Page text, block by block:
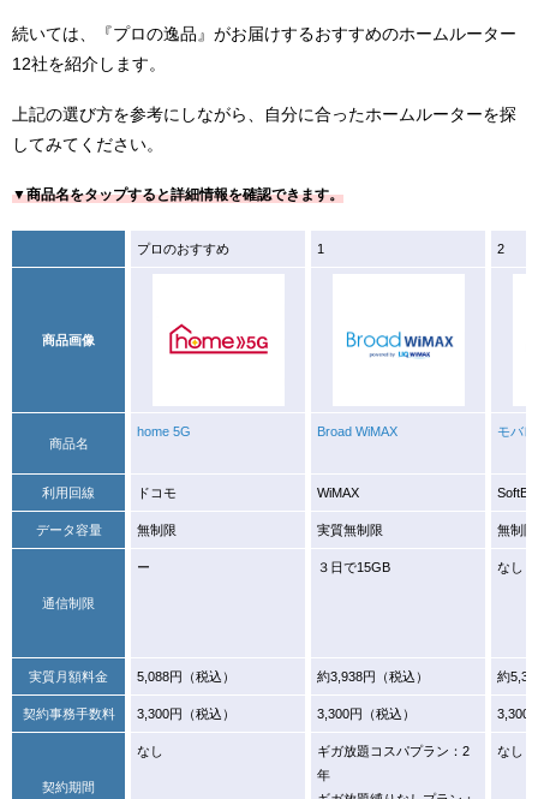
続いては、『プロの逸品』がお届けするおすすめのホームルーター
12社を紹介します。
上記の選び方を参考にしながら、自分に合ったホームルーターを探
してみてください。
▼商品名をタップすると詳細情報を確認できます。
プロのおすすめ 1 2
商品画像
商品名
home 5G Broad WiMAX モバ
利用回線 ドコモ WiMAX
データ容量 無制限 実質無制限 無制限
通信制限
ー ３日で15GB なし
実質月額料金 5,088円（税込） 約3,938円（税込） 約
契約事務手数料 3,300円（税込） 3,300円（税込） 3,300
契約期間
なし
ギガ放題コスパプラン：2
年
なし